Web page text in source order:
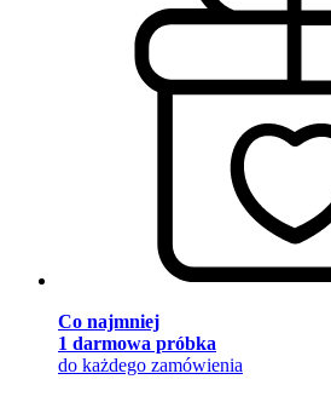
Co najmniej
1 darmowa próbka
do każdego zamówienia